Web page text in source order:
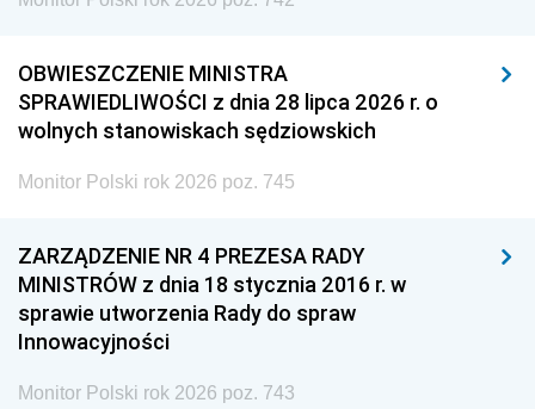
OBWIESZCZENIE MINISTRA
SPRAWIEDLIWOŚCI z dnia 28 lipca 2026 r. o
wolnych stanowiskach sędziowskich
Monitor Polski rok 2026 poz. 745
ZARZĄDZENIE NR 4 PREZESA RADY
MINISTRÓW z dnia 18 stycznia 2016 r. w
sprawie utworzenia Rady do spraw
Innowacyjności
Monitor Polski rok 2026 poz. 743